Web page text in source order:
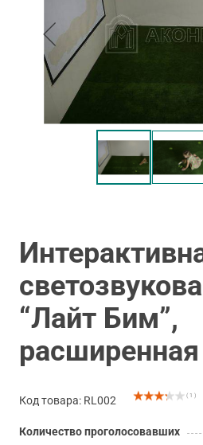
“Лайт Бим”,
Код товара: RL002 ( 1 )
Количество проголосовавших